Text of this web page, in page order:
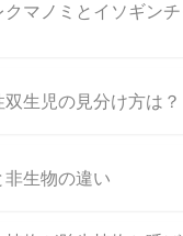
クマノミとイソギン
生児の見分け方は？
非生物の違い